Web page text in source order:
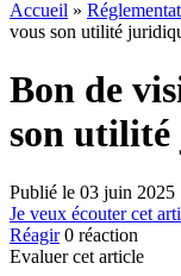
Accueil »
vous son utilité
Bon de
son
Publié le 03 juin 2025
Je veux écouter cet
Réagir 0 réaction
Evaluer cet article